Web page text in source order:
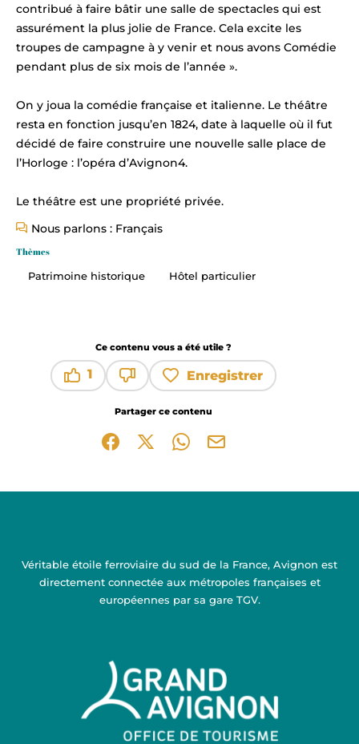
contribué à faire bâtir une salle de spectacles qui est
assurément la plus jolie de France. Cela excite les
troupes de campagne à y venir et nous avons Comédie
pendant plus de six mois de l’année ».
On y joua la comédie française et italienne. Le théâtre
resta en fonction jusqu’en 1824, date à laquelle où il fut
décidé de faire construire une nouvelle salle place de
l’Horloge : l’opéra d’Avignon4.
Le théâtre est une propriété privée.
Nous parlons : Français
Thèmes
Patrimoine historique Hôtel particulier
Ce contenu vous a été utile ?
1 Enregistrer
Partager ce contenu
Partager sur Facebook (nouvelle fenêtre)
Partager sur X / Twitter (nouvelle
Partager sur WhatsApp
Partager par mail
Véritable étoile ferroviaire du sud de la France, Avignon est
directement connectée aux métropoles françaises et
européennes par sa gare TGV.